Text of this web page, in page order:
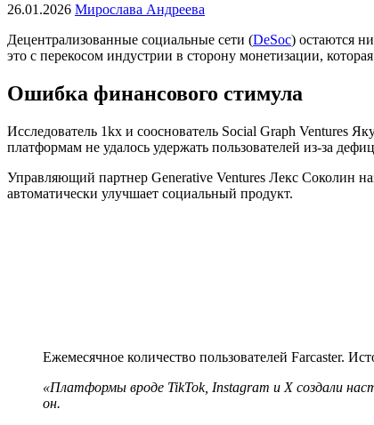
26.01.2026 Мирослава Андреева
Децентрализованные социальные сети (DeSoc) остаются
это с перекосом индустрии в сторону монетизации,
Ошибка финансового стимула
Исследователь 1kx и сооснователь Social Graph Ventures
платформам не удалось удержать пользователей из-за
Управляющий партнер Generative Ventures Лекс Соколин
автоматически улучшает социальный продукт.
Ежемесячное количество пользователей Farcaster.
«Платформы вроде TikTok, Instagram и X создали
он.